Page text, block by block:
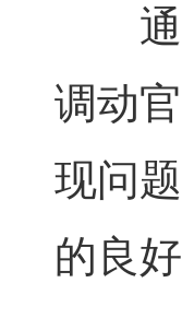
调动
现问
的良